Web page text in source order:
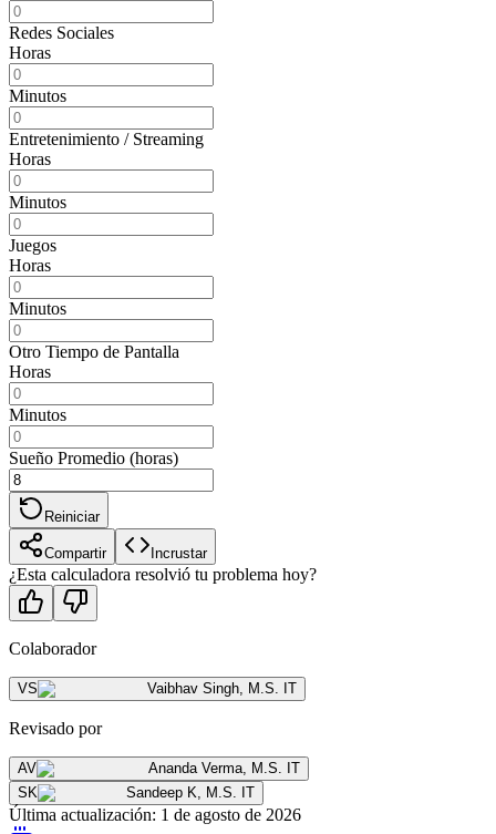
Redes Sociales
Horas
Minutos
Entretenimiento / Streaming
Horas
Minutos
Juegos
Horas
Minutos
Otro Tiempo de Pantalla
Horas
Minutos
Sueño Promedio (horas)
Reiniciar
Compartir Incrustar
¿Esta calculadora resolvió tu problema hoy?
Colaborador
VS Vaibhav Singh M.S. IT
Revisado por
AV Ananda Verma M.S. IT
SK
Sandeep K M.S. IT
Última actualización: 1 de agosto de 2026